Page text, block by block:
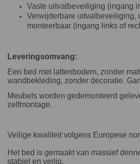
Vaste uitvalbeveiliging (ingang
Verwijderbare uitvalbeveiliging,
monteerbaar (ingang links of
Leveringsomvang:
Een bed met lattenbodem, zonder
wandbekleding, zonder decoratie.
Meubels worden gedemonteerd
zelfmontage.
Veilige kwaliteit volgens Europese
Het bed is gemaakt van massief
stabiel en veilig.